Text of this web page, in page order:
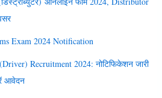
Exam 2024 Notification
Recruitment 2024: नोटिफिकेशन जारी
आवेदन